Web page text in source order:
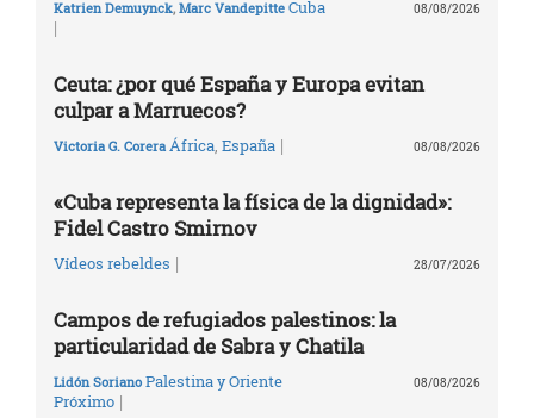
Katrien Demuynck, Marc Vandepitte Cuba
|
08/08/2026
Ceuta: ¿por qué España y Europa evitan
culpar a Marruecos?
Victoria G. Corera África España | 08/08/2026
«Cuba representa la física de la dignidad»:
Fidel Castro Smirnov
Vídeos rebeldes | 28/07/2026
Campos de refugiados palestinos: la
particularidad de Sabra y Chatila
Lidón Soriano Palestina y Oriente
Próximo |
08/08/2026